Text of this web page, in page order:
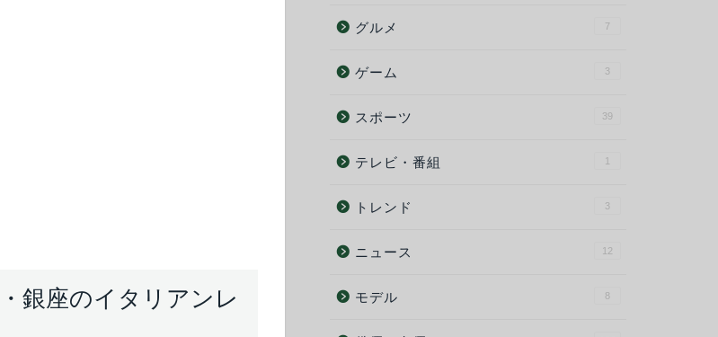
銀座のイタリアンレ
グルメ 7
ゲーム 3
スポーツ 39
テレビ・番組 1
トレンド 3
ニュース 12
モデル 8